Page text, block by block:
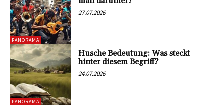
PANORAMA
27.07.2026
PANORAMA
Husche Bedeutung: Was steckt
hinter diesem Begriff?
24.07.2026